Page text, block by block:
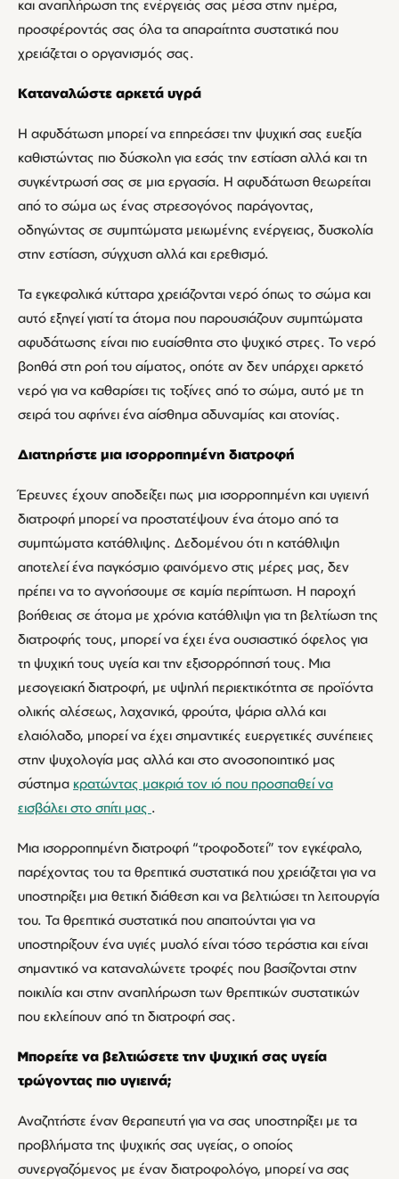
και αναπλήρωση της ενέργειάς σας μέσα στην ημέρα,
προσφέροντάς σας όλα τα απαραίτητα συστατικά που
χρειάζεται ο οργανισμός σας.
Καταναλώστε αρκετά υγρά
Η αφυδάτωση μπορεί να επηρεάσει την ψυχική σας ευεξία
καθιστώντας πιο δύσκολη για εσάς την εστίαση αλλά και τη
συγκέντρωσή σας σε μια εργασία. Η αφυδάτωση θεωρείται
από το σώμα ως ένας στρεσογόνος παράγοντας,
οδηγώντας σε συμπτώματα μειωμένης ενέργειας, δυσκολία
στην εστίαση, σύγχυση αλλά και ερεθισμό.
Τα εγκεφαλικά κύτταρα χρειάζονται νερό όπως το σώμα και
αυτό εξηγεί γιατί τα άτομα που παρουσιάζουν συμπτώματα
αφυδάτωσης είναι πιο ευαίσθητα στο ψυχικό στρες. Το νερό
βοηθά στη ροή του αίματος, οπότε αν δεν υπάρχει αρκετό
νερό για να καθαρίσει τις τοξίνες από το σώμα, αυτό με τη
σειρά του αφήνει ένα αίσθημα αδυναμίας και ατονίας.
Διατηρήστε μια ισορροπημένη διατροφή
Έρευνες έχουν αποδείξει πως μια ισορροπημένη και υγιεινή
διατροφή μπορεί να προστατέψουν ένα άτομο από τα
συμπτώματα κατάθλιψης. Δεδομένου ότι η κατάθλιψη
αποτελεί ένα παγκόσμιο φαινόμενο στις μέρες μας, δεν
πρέπει να το αγνοήσουμε σε καμία περίπτωση. Η παροχή
βοήθειας σε άτομα με χρόνια κατάθλιψη για τη βελτίωση της
διατροφής τους, μπορεί να έχει ένα ουσιαστικό όφελος για
τη ψυχική τους υγεία και την εξισορρόπησή τους. Μια
μεσογειακή διατροφή, με υψηλή περιεκτικότητα σε προϊόντα
ολικής αλέσεως, λαχανικά, φρούτα, ψάρια αλλά και
ελαιόλαδο, μπορεί να έχει σημαντικές ευεργετικές συνέπειες
στην ψυχολογία μας αλλά και στο ανοσοποιητικό μας
σύστημα κρατώντας μακριά τον ιό που προσπαθεί να
εισβάλει στο σπίτι μας .
Μια ισορροπημένη διατροφή “τροφοδοτεί” τον εγκέφαλο,
παρέχοντας του τα θρεπτικά συστατικά που χρειάζεται για να
υποστηρίξει μια θετική διάθεση και να βελτιώσει τη λειτουργία
του. Τα θρεπτικά συστατικά που απαιτούνται για να
υποστηρίξουν ένα υγιές μυαλό είναι τόσο τεράστια και είναι
σημαντικό να καταναλώνετε τροφές που βασίζονται στην
ποικιλία και στην αναπλήρωση των θρεπτικών συστατικών
που εκλείπουν από τη διατροφή σας.
Μπορείτε να βελτιώσετε την ψυχική σας υγεία
τρώγοντας πιο υγιεινά;
Αναζητήστε έναν θεραπευτή για να σας υποστηρίξει με τα
προβλήματα της ψυχικής σας υγείας, ο οποίος
συνεργαζόμενος με έναν διατροφολόγο, μπορεί να σας